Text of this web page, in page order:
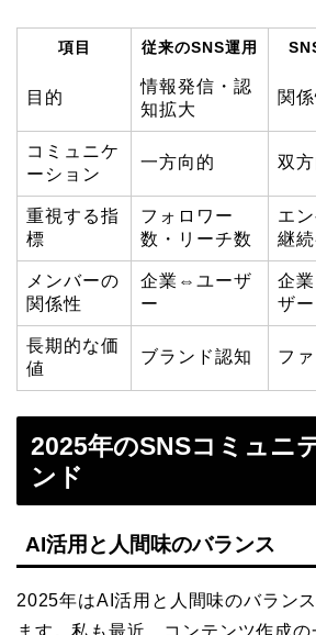
項目 従来のSNS運用
目的
情報発信・認
知拡大
関
コミュニケ
ーション
一方向的 双
重視する指
標
フォロワー
数・リーチ数
エ
継
メンバーの
関係性
企業⇔ユーザ
ー
企
ザ
長期的な価
値
ブランド認知 フ
2025年のSNSコミュニ
ンド
AI活用と人間味のバランス
2025年はAI活用と人間味のバラン